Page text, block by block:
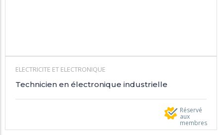
ELECTRICITE ET ELECTRONIQUE
Technicien en électronique industrielle
Réservé
aux
membres